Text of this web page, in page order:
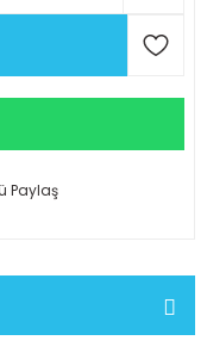
Hemşire Kıyafetleri
Klinik Destek Kadrosu Sürekli
Teknik Hizmetler Sınıfı
Serisi
Paylaş